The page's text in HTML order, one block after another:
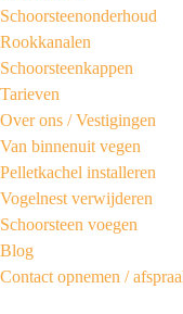
Schoorsteenonderhoud
Rookkanalen
Schoorsteenkappen
Tarieven
Over ons /Vestigingen
Van binnenuit vegen
Pelletkachel installeren
Vogelnest verwijderen
Schoorsteen voegen
Blog
Contact opnemen /